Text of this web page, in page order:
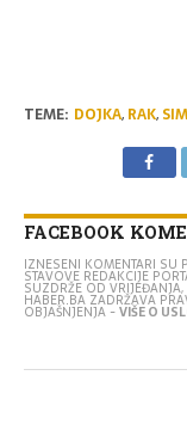
TEME: DOJKA, RAK,
FACEBOOK
IZNESENI KOMENTARI SU
STAVOVE REDAKCIJE
SUZDRŽE OD
HABER.BA ZADRŽAVA
OBJAŠNJENJA -VIŠE O